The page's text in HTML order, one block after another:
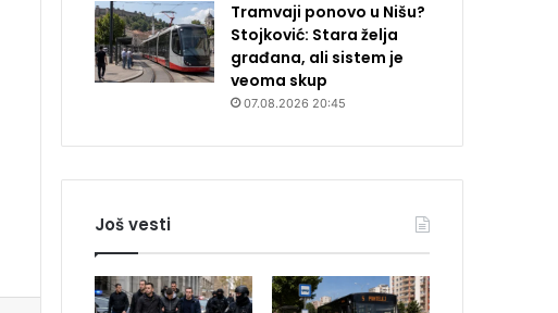
Tramvaji ponovo u Nišu?
Stojković: Stara želja
građana, ali sistem je
veoma skup
07.08.2026 20:45
Još vesti